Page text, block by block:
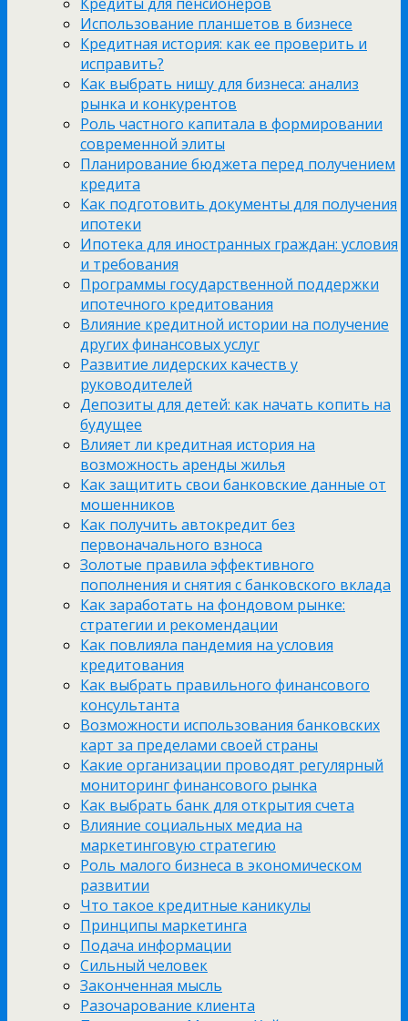
Использование планшетов в бизнесе
Кредитная история: как ее проверить и
исправить?
Как выбрать нишу для бизнеса: анализ
рынка и конкурентов
Роль частного капитала в формировании
современной элиты
Планирование бюджета перед получением
кредита
Как подготовить документы для получения
ипотеки
Ипотека для иностранных граждан: условия
и требования
Программы государственной поддержки
ипотечного кредитования
Влияние кредитной истории на получение
других финансовых услуг
Развитие лидерских качеств у
руководителей
Депозиты для детей: как начать копить на
будущее
Влияет ли кредитная история на
возможность аренды жилья
Как защитить свои банковские данные от
мошенников
Как получить автокредит без
первоначального взноса
Золотые правила эффективного
пополнения и снятия с банковского вклада
Как заработать на фондовом рынке:
стратегии и рекомендации
Как повлияла пандемия на условия
кредитования
Как выбрать правильного финансового
консультанта
Возможности использования банковских
карт за пределами своей страны
Какие организации проводят регулярный
мониторинг финансового рынка
Как выбрать банк для открытия счета
Влияние социальных медиа на
маркетинговую стратегию
Роль малого бизнеса в экономическом
развитии
Что такое кредитные каникулы
Принципы маркетинга
Подача информации
Сильный человек
Законченная мысль
Разочарование клиента